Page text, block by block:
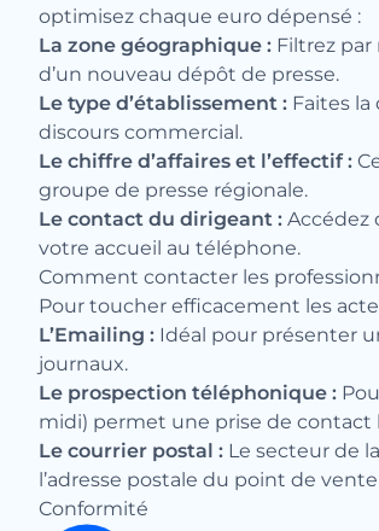
optimisez chaque euro dépensé :
La zone géographique : Filtrez
d’un nouveau dépôt de presse.
Le type d’établissement : Faites
discours commercial.
Le chiffre d’affaires et l’effectif :
groupe de presse régionale.
Le contact du dirigeant : Accédez
votre accueil au téléphone.
Comment contacter les
Pour toucher efficacement les
L’Emailing : Idéal pour présenter
journaux.
Le prospection téléphonique :
midi) permet une prise de
Le courrier postal : Le secteur de
l’adresse postale du point de
Conformité